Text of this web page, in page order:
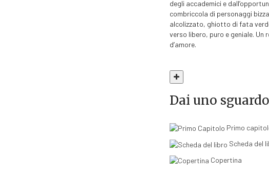
degli accademici e
combriccola di personaggi
alcolizzato, ghiotto di fata
verso libero, puro e geniale. Un
d’amore.
Dai uno sguardo
Primo
Scheda del
Copertina